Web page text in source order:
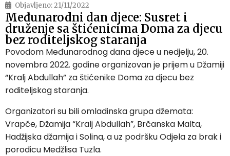
Objavljeno:21/11/2022
Međunarodni dan djece: Susret i
druženje sa štićenicima Doma za djecu
bez roditeljskog staranja
Povodom Međunarodnog dana djece u nedjelju, 20.
novembra 2022. godine organizovan je prijem u Džamiji
“Kralj Abdullah” za štićenike Doma za djecu bez
roditeljskog staranja.
Organizatori su bili omladinska grupa džemata:
Vrapče, Džamija “Kralj Abdullah”, Brčanska Malta,
Hadžijska džamija i Solina, a uz podršku Odjela za brak i
porodicu Medžlisa Tuzla.